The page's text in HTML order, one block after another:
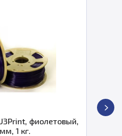
фиолетовый,
1 кг.